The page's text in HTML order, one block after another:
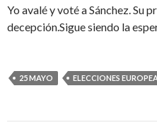
Yo avalé y voté a Sánchez. Su
decepción.Sigue siendo la
25 MAYO ELECCIONES